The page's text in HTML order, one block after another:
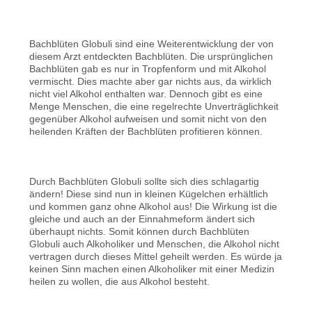
Bachblüten Globuli sind eine Weiterentwicklung der von
diesem Arzt entdeckten Bachblüten. Die ursprünglichen
Bachblüten gab es nur in Tropfenform und mit Alkohol
vermischt. Dies machte aber gar nichts aus, da wirklich
nicht viel Alkohol enthalten war. Dennoch gibt es eine
Menge Menschen, die eine regelrechte Unverträglichkeit
gegenüber Alkohol aufweisen und somit nicht von den
heilenden Kräften der Bachblüten profitieren können.
Durch Bachblüten Globuli sollte sich dies schlagartig
ändern! Diese sind nun in kleinen Kügelchen erhältlich
und kommen ganz ohne Alkohol aus! Die Wirkung ist die
gleiche und auch an der Einnahmeform ändert sich
überhaupt nichts. Somit können durch Bachblüten
Globuli auch Alkoholiker und Menschen, die Alkohol nicht
vertragen durch dieses Mittel geheilt werden. Es würde ja
keinen Sinn machen einen Alkoholiker mit einer Medizin
heilen zu wollen, die aus Alkohol besteht.